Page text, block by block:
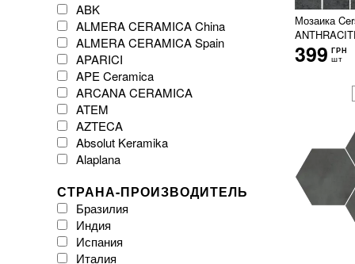
Мозаика
399 ГРН
шт
ABK
ALMERA CERAMICA China
ALMERA CERAMICA Spain
APARICI
APE Ceramica
ARCANA CERAMICA
ATEM
AZTECA
Absolut Keramika
Alaplana
Arklam
Atlas Concorde
Atrium
Azulejos Benadresa
BESTILE
СТРАНА-ПРОИЗВОДИТЕЛЬ
Бразилия
Индия
Испания
Италия